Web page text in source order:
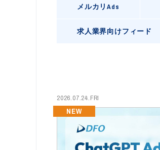
メルカリAds
求人業界向けフィード
2026.07.24.FRI
NEW